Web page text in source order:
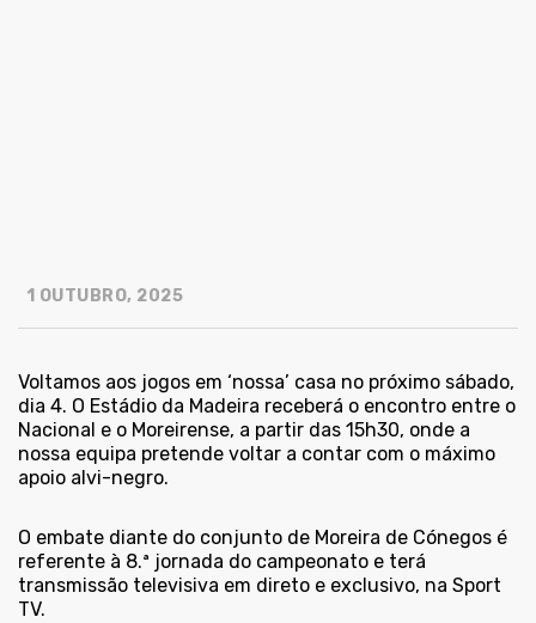
1 OUTUBRO, 2025
Voltamos aos jogos em ‘nossa’ casa no próximo sábado,
dia 4. O Estádio da Madeira receberá o encontro entre o
Nacional e o Moreirense, a partir das 15h30, onde a
nossa equipa pretende voltar a contar com o máximo
apoio alvi-negro.
O embate diante do conjunto de Moreira de Cónegos é
referente à 8.ª jornada do campeonato e terá
transmissão televisiva em direto e exclusivo, na Sport
TV.